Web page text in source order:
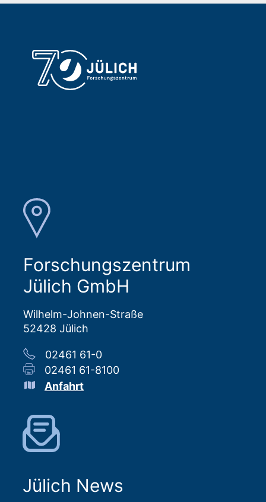
Forschungszentrum
Jülich GmbH
Wilhelm-Johnen-Straße
52428 Jülich
02461 61-0
02461 61-8100
Anfahrt
Jülich News